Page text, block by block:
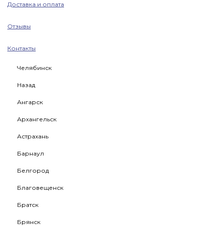
Доставка и оплата
Отзывы
Контакты
Челябинск
Назад
Ангарск
Архангельск
Астрахань
Барнаул
Белгород
Благовещенск
Братск
Брянск